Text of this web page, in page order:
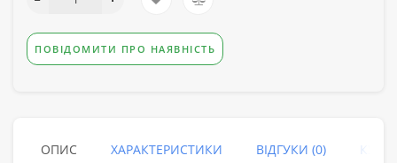
ПОВІДОМИТИ ПРО НАЯВНІСТЬ
ОПИС ХАРАКТЕРИСТИКИ ВІДГУКИ (0)